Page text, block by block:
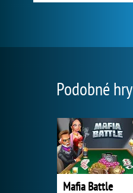
Podobné hry
Mafia Battle